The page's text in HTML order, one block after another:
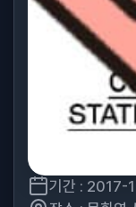
기간 : 2017-